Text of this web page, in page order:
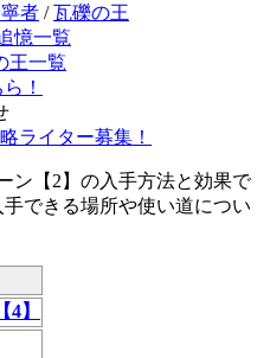
者 /瓦礫の王
憶一覧
王一覧
！
ライター募集！
ン【2】の入手方法と効果で
できる場所や使い道につい
4】